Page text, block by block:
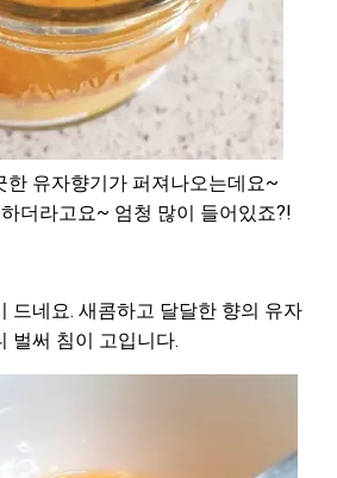
한 유자향기가 퍼져나오는데요~
더라고요~ 엄청 많이 들어있죠?!
드네요. 새콤하고 달달한 향의 유자
벌써 침이 고입니다.